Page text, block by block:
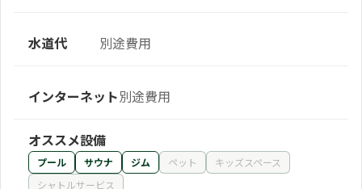
水道代 別途費用
インターネット別途費用
オススメ設備
プール サウナ ジム ペット
キッズスペース
シャトルサービス